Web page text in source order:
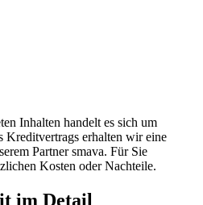
Inhalten handelt es sich um
Kreditvertrags erhalten wir eine
Partner smava. Für Sie
Kosten oder Nachteile.
im Detail